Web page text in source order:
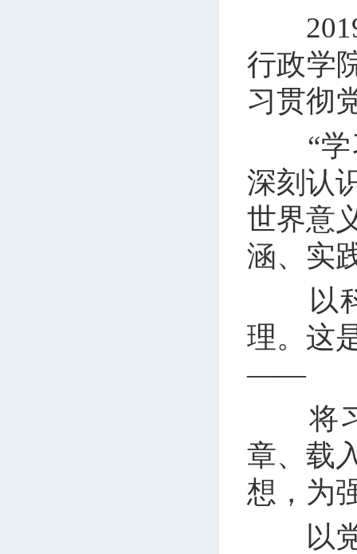
2019
行政学
习贯彻
“学习
深刻认
世界意
涵、实
以科
理。这
——
将习
章、载
想，为
以党